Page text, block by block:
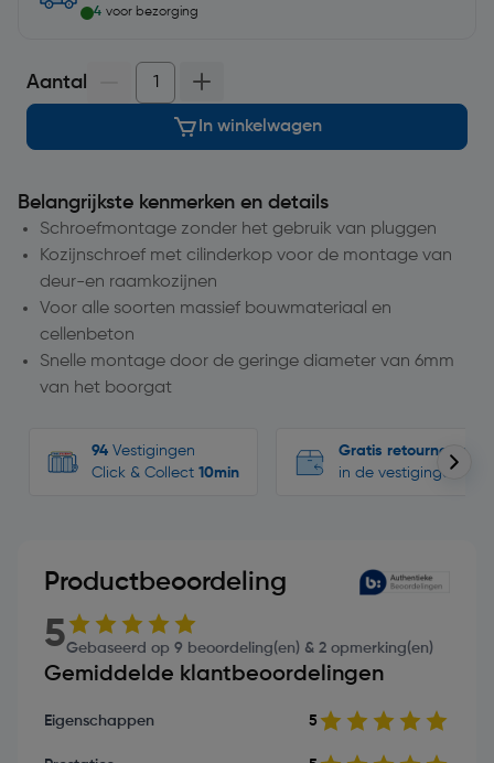
4 voor bezorging
Aantal
In winkelwagen
Belangrijkste kenmerken en details
Schroefmontage zonder het gebruik van pluggen
Kozijnschroef met cilinderkop voor de montage van
deur-en raamkozijnen
Voor alle soorten massief bouwmateriaal en
cellenbeton
Snelle montage door de geringe diameter van 6mm
van het boorgat
94 Vestigingen
Click & Collect 10min
Gratis retourneren
in de vestigingen
Productbeoordeling
5Gebaseerd op 9 beoordeling(en) & 2 opmerking(en)
Gemiddelde klantbeoordelingen
Eigenschappen 5